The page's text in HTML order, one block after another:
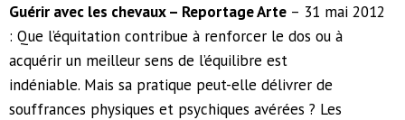
Guérir avec les chevaux – Reportage Arte – 31 mai 2012
: Que l’équitation contribue à renforcer le dos ou à
acquérir un meilleur sens de l’équilibre est
indéniable. Mais sa pratique peut-elle délivrer de
souffrances physiques et psychiques avérées ? Les